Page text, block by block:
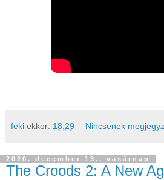
feki ekkor: 18:29 Nincsenek
2020. december 13., vasárnap
The Croods 2: A New